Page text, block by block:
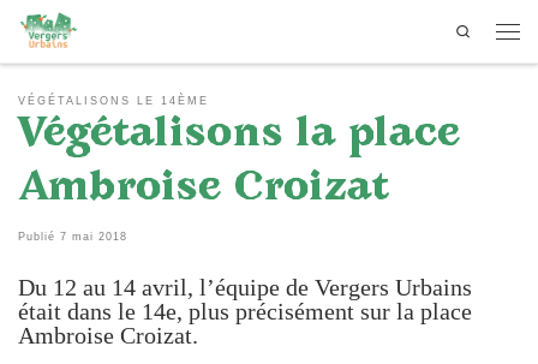
Passer au contenu
Search
VÉGÉTALISONS LE 14ÈME
Végétalisons la place
Ambroise Croizat
Publié 7 mai 2018
Du 12 au 14 avril, l’équipe de Vergers Urbains
était dans le 14e, plus précisément sur la place
Ambroise Croizat.